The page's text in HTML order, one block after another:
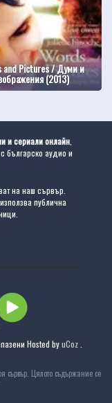
and Pictures / Думи и
(2013)
и сериали онлайн,
българско аудио и
на наш сървър.
публична
Hosted byuCoz
сървър. Цялото съдържание се